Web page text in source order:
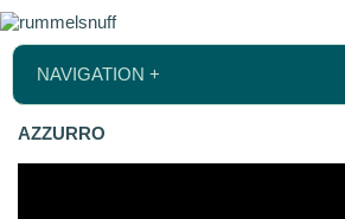
NAVIGATION +
AZZURRO